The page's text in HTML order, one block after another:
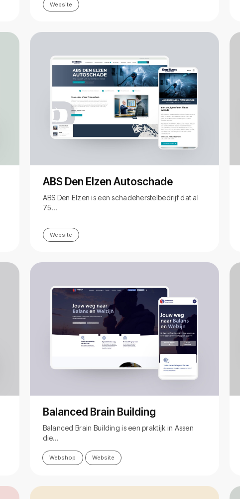
Website
ABS Den Elzen Autoschade
ABS Den Elzen is een schadeherstelbedrijf dat al
75…
Website
Balanced Brain Building
Balanced Brain Building is een praktijk in Assen
die…
Webshop Website